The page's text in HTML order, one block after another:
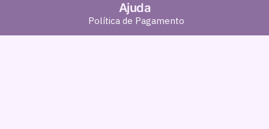
Ajuda
Política de Pagamento